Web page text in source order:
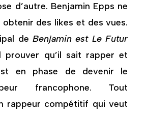
d’autre. Benjamin Epps ne
des likes et des vues.
de Benjamin est Le Futur
prouver qu’il sait rapper et
en phase de devenir le
francophone. Tout
rappeur compétitif qui veut